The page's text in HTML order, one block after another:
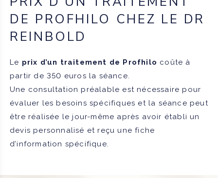
DE PROFHILO CHEZ LE DR
REINBOLD
Le prix d’un traitement de Profhilo coûte à
partir de 350 euros la séance.
Une consultation préalable est nécessaire pour
évaluer les besoins spécifiques et la séance peut
être réalisée le jour-même après avoir établi un
devis personnalisé et reçu une fiche
d’information spécifique.